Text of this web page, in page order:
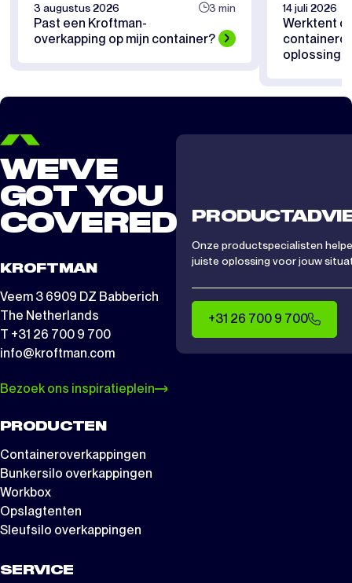
3 augustus 2026 3 min
Past een Kroftman-
overkapping op mijn container?
14 juli 2026
Werktent of
oplossing
WE'VE
GOT YOU
COVERED
KROFTMAN
Veem 3 6909 DZ Babberich
The Netherlands
T +31 26 700 9 700
info@kroftman.com
Bezoek ons inspiratieplein
PRODUCTEN
Containeroverkappingen
Bunkersilo overkappingen
Workbox
Opslagtenten
Sleufsilo overkappingen
SERVICE
Onze productspecialisten
juiste oplossing voor jouw
+31 26 700 9 700